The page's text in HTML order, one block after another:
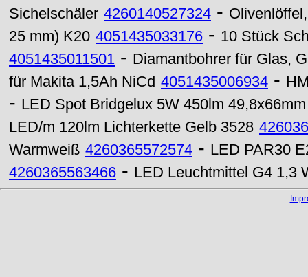
Sichelschäler 4260140527324 -
25 mm) K20 4051435033176 - 10 Stück
4051435011501 - Diamantbohrer für Glas,
für Makita 1,5Ah NiCd 4051435006934 -
- LED Spot Bridgelux 5W 450lm
LED/m 120lm Lichterkette Gelb 3528
Warmweiß 4260365572574 - LED PAR30
4260365563466 - LED Leuchtmittel G4 1,3